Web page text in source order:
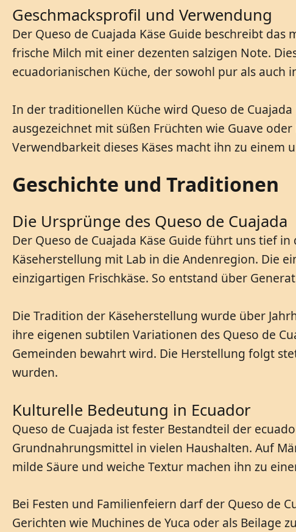
Geschmacksprofil und Verwendung
Der Queso de Cuajada Käse Guide beschreibt
frische Milch mit einer dezenten salzigen Note.
ecuadorianischen Küche, der sowohl pur als auch
In der traditionellen Küche wird Queso de
ausgezeichnet mit süßen Früchten wie Guave
Verwendbarkeit dieses Käses macht ihn zu
Geschichte und Traditionen
Die Ursprünge des Queso de Cuajada
Der Queso de Cuajada Käse Guide führt uns tief
Käseherstellung mit Lab in die Andenregion. Die
einzigartigen Frischkäse. So entstand über
Die Tradition der Käseherstellung wurde über
ihre eigenen subtilen Variationen des Queso de
Gemeinden bewahrt wird. Die Herstellung folgt
wurden.
Kulturelle Bedeutung in Ecuador
Queso de Cuajada ist fester Bestandteil der
Grundnahrungsmittel in vielen Haushalten. Auf
milde Säure und weiche Textur machen ihn zu
Bei Festen und Familienfeiern darf der Queso de
Gerichten wie Muchines de Yuca oder als Beilage